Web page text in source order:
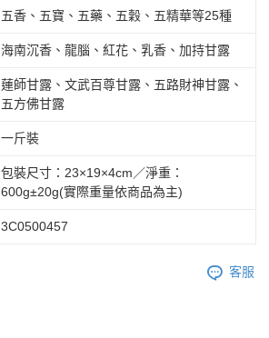
五香、五寶、五藥、五穀、五精華等25種
海南沉香、龍腦、紅花、乳香、加持甘露
蓮師甘露、文武百尊甘露、五路財神甘露、
五方佛甘露
一斤裝
包裝尺寸：23×19×4cm／淨重：
600g±20g(實際重量依商品為主)
3C0500457
客服